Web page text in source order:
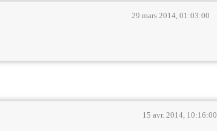
29 mars 2014, 01:03:00
15 avr. 2014, 10:16:00